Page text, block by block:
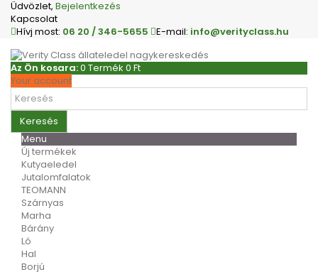
Üdvözlet, Bejelentkezés
Kapcsolat
Hívj most: 06 20 / 346-5655 E-mail: info@verityclass.hu
Az Ön kosara:0 Termék 0 Ft‎
Your account
Keresés
Menu
Új termékek
Kutyaeledel
Jutalomfalatok
TEOMANN
Szárnyas
Marha
Bárány
Ló
Hal
Borjú